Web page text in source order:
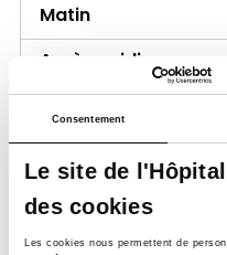
Consentement
Le site de
des cookies
Les cookies nous permettent de
Matin
Après-midi
Vendredi
Après-midi
Samedi